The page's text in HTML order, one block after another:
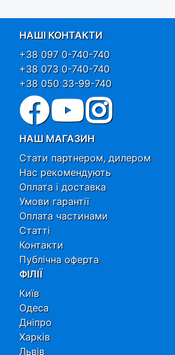
НАШІ КОНТАКТИ
+38 097 0-740-740
+38 073 0-740-740
+38 050 33-99-740
НАШ МАГАЗИН
Стати партнером, дилером
Нас рекомендують
Оплата і доставка
Умови гарантії
Оплата частинами
Статті
Контакти
Публічна оферта
ФІЛІЇ
Київ
Одеса
Дніпро
Харків
Львів